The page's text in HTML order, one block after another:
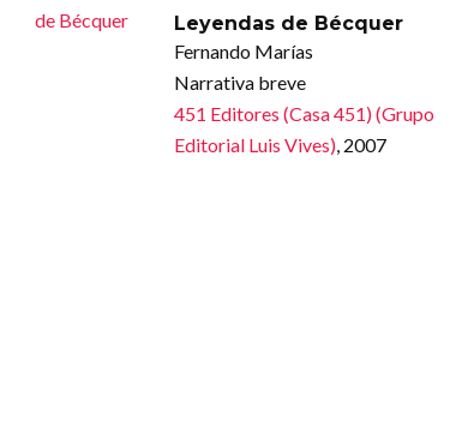
Leyendas de Bécquer
Fernando Marías
Narrativa breve
451 Editores (Casa 451) (Grupo
Editorial Luis Vives), 2007